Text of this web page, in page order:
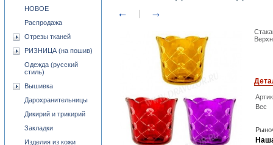
← →
Вес
НОВОЕ
Распродажа
Отрезы тканей
РИЗНИЦА (на пошив)
Одежда (русский
стиль)
Вышивка
Дарохранительницы
Дикирий и трикирий
Закладки
Изделия из кожи